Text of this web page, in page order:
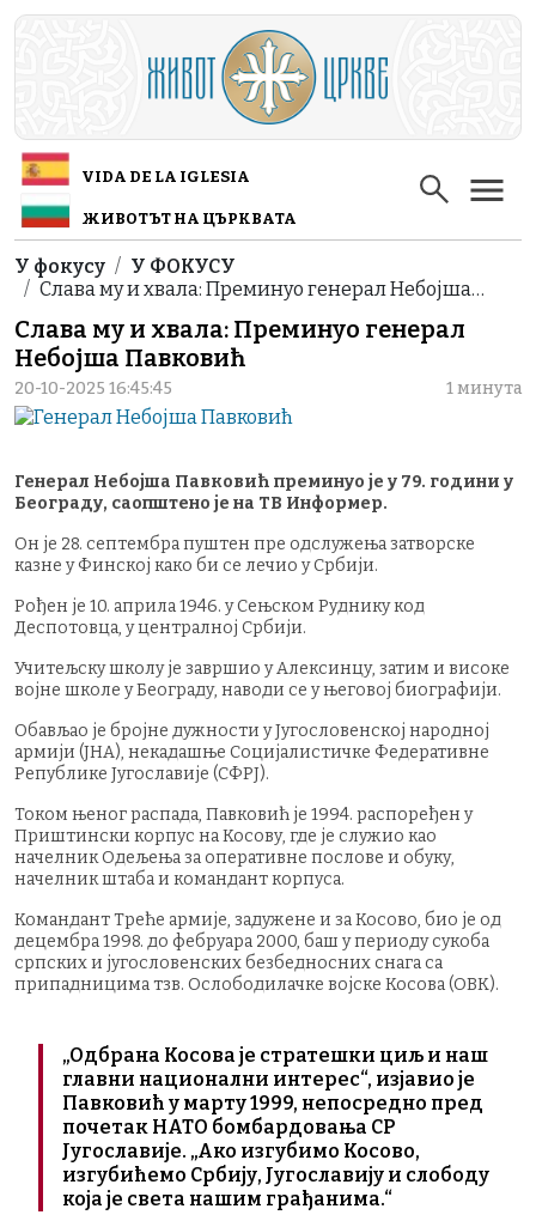
Skip to main content
VIDA DE LA IGLESIA
ЖИВОТЪТ НА ЦЪРКВАТА
Breadcrumb
У фокусу
У ФОКУСУ
Слава му и хвала: Преминуо генерал Небојша…
Слава му и хвала: Преминуо генерал
Небојша Павковић
20-10-2025 16:45:45 1 минута
Генерал Небојша Павковић преминуо је у 79. години у
Београду, саопштено је на ТВ Информер.
Он је 28. септембра пуштен пре одслужења затворске
казне у Финској како би се лечио у Србији.
Рођен је 10. априла 1946. у Сењском Руднику код
Деспотовца, у централној Србији.
Учитељску школу је завршио у Алексинцу, затим и високе
војне школе у Београду, наводи се у његовој биографији.
Обављао је бројне дужности у Југословенској народној
армији (ЈНА), некадашње Социјалистичке Федеративне
Републике Југославије (СФРЈ).
Током њеног распада, Павковић је 1994. распоређен у
Приштински корпус на Косову, где је служио као
начелник Одељења за оперативне послове и обуку,
начелник штаба и командант корпуса.
Командант Треће армије, задужене и за Косово, био је од
децембра 1998. до фебруара 2000, баш у периоду сукоба
српских и југословенских безбедносних снага са
припадницима тзв. Ослободилачке војске Косова (ОВК).
„Одбрана Косова је стратешки циљ и наш
главни национални интерес“, изјавио је
Павковић у марту 1999, непосредно пред
почетак НАТО бомбардовања СР
Југославије. „Ако изгубимо Косово,
изгубићемо Србију, Југославију и слободу
која је света нашим грађанима.“